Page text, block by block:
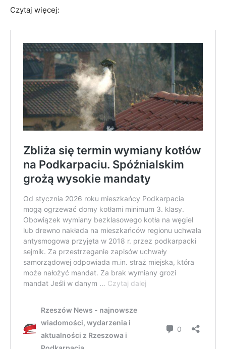
Czytaj więcej: